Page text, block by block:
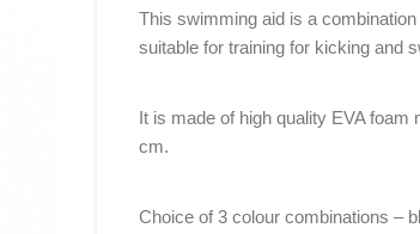
This swimming aid is a
suitable for training for kicking and
It is made of high quality EVA
cm.
Choice of 3 colour combinations –